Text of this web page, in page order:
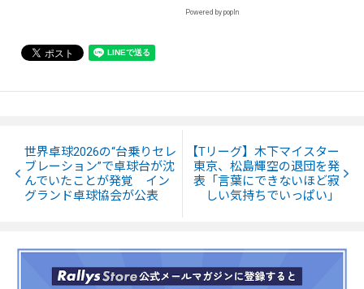
Powered by popIn
世界卓球2026の“台乗りセレ
ブレーション”で卓球台が沈
んでいたことが発覚 イン
グランド卓球協会が公表
【Tリーグ】木下マイスター
東京、松島輝空の退団を発
表「言葉にできないほど寂
しい気持ちでいっぱい」